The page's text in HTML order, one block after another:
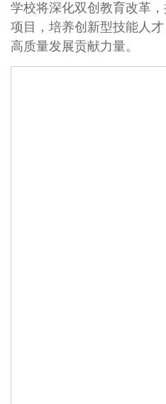
学校将深化双创教育改革
项目，培养创新型技能人
高质量发展贡献力量。